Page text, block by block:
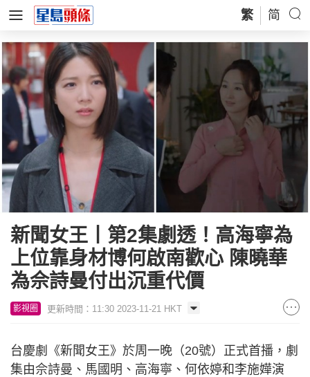
繁 简
新聞女王丨第2集劇透！高海寧為
上位靠身材博何啟南歡心 陳曉華
為佘詩曼付出沉重代價
影視圈 更新時間：11:30 2023-11-21 HKT
台慶劇《新聞女王》於周一晚（20號）正式首播，劇
集由佘詩曼、馬國明、高海寧、何依婷和李施嬅演